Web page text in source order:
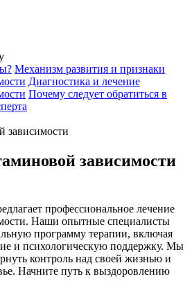
Механизм развития и признаки
Диагностика и лечение
Почему следует обратиться в
зависимости
зависимости
профессиональное лечение
Наши опытные специалисты
программу терапии, включая
и психологическую поддержку. Мы
контроль над своей жизнью и
Начните путь к выздоровлению